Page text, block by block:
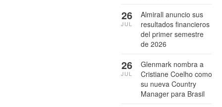
Almirall anuncio sus
resultados financieros
del primer semestre
de 2026
26
JUL
Glenmark nombra a
Cristiane Coelho como
su nueva Country
Manager para Brasil
26
JUL